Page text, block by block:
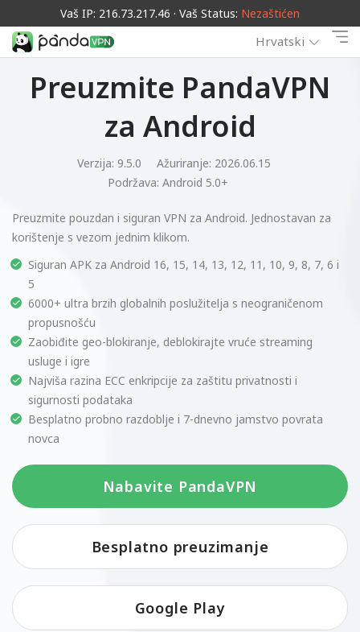
Vaš IP: 216.73.217.46 · Vaš Status: Nezaštićen
Hrvatski
Preuzmite PandaVPN
za Android
Verzija: 9.5.0
Ažuriranje: 2026.06.15
Podržava: Android 5.0+
Preuzmite pouzdan i siguran VPN za Android. Jednostavan za
korištenje s vezom jednim klikom.
Siguran APK za Android 16, 15, 14, 13, 12, 11, 10, 9, 8, 7, 6 i
5
6000+ ultra brzih globalnih poslužitelja s neograničenom
propusnošću
Zaobiđite geo-blokiranje, deblokirajte vruće streaming
usluge i igre
Najviša razina ECC enkripcije za zaštitu privatnosti i
sigurnosti podataka
Besplatno probno razdoblje i 7-dnevno jamstvo povrata
novca
Nabavite PandaVPN
Besplatno preuzimanje
Google Play